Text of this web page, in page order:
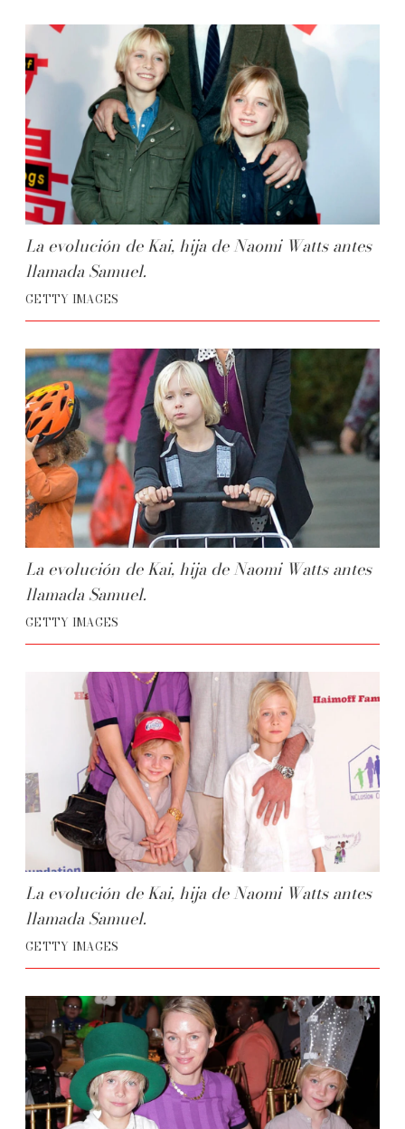
La evolución de Kai, hija de Naomi Watts antes
llamada Samuel.
GETTY IMAGES
La evolución de Kai, hija de Naomi Watts antes
llamada Samuel.
GETTY IMAGES
La evolución de Kai, hija de Naomi Watts antes
llamada Samuel.
GETTY IMAGES